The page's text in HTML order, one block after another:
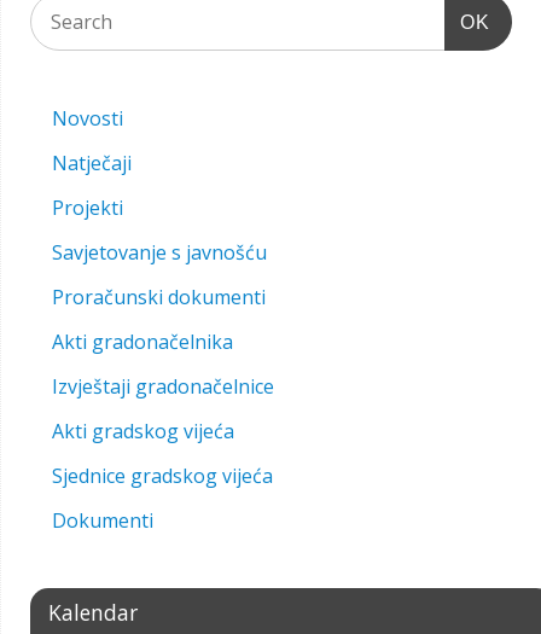
OK
Novosti
Natječaji
Projekti
Savjetovanje s javnošću
Proračunski dokumenti
Akti gradonačelnika
Izvještaji gradonačelnice
Akti gradskog vijeća
Sjednice gradskog vijeća
Dokumenti
Kalendar